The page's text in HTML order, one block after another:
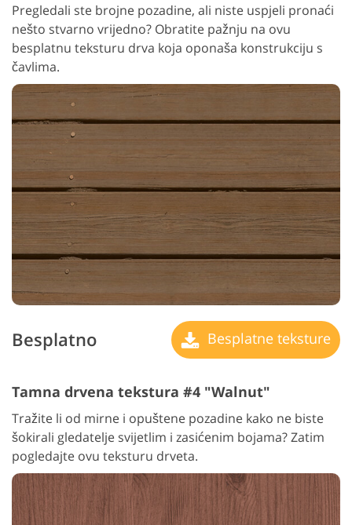
Pregledali ste brojne pozadine, ali niste uspjeli pronaći
nešto stvarno vrijedno? Obratite pažnju na ovu
besplatnu teksturu drva koja oponaša konstrukciju s
čavlima.
Besplatno Besplatne teksture
Tamna drvena tekstura #4 "Walnut"
Tražite li od mirne i opuštene pozadine kako ne biste
šokirali gledatelje svijetlim i zasićenim bojama? Zatim
pogledajte ovu teksturu drveta.